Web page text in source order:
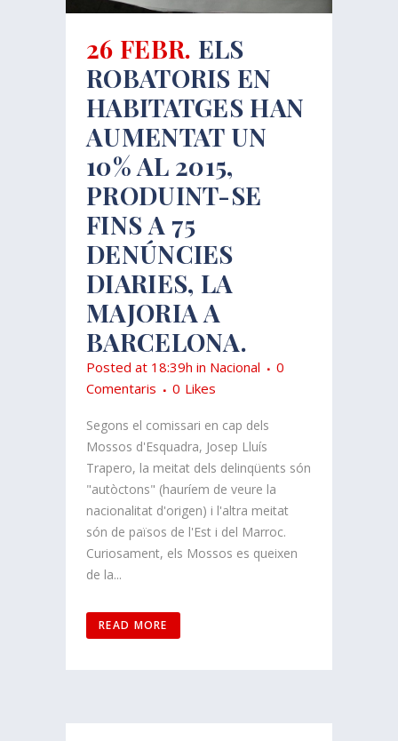
26 FEBR. ELS
ROBATORIS EN
HABITATGES HAN
AUMENTAT UN
10% AL 2015,
PRODUINT-SE
FINS A 75
DENÚNCIES
DIARIES, LA
MAJORIA A
BARCELONA.
Posted at 18:39h in Nacional
0
Comentaris
0 Likes
Segons el comissari en cap dels
Mossos d'Esquadra, Josep Lluís
Trapero, la meitat dels delinqüents són
"autòctons" (hauríem de veure la
nacionalitat d'origen) i l'altra meitat
són de països de l'Est i del Marroc.
Curiosament, els Mossos es queixen
de la...
READ MORE